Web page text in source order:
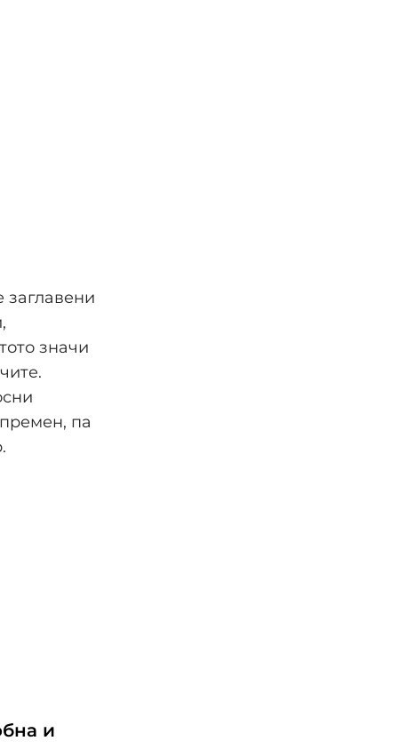
значи
па
и